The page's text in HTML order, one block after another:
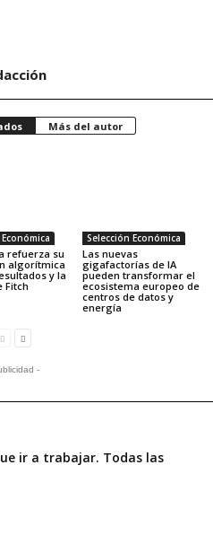
Más del autor
refuerza su
algorítmica
y la
Fitch
Selección Económica
Las nuevas
gigafactorías de IA
pueden transformar el
ecosistema europeo de
centros de datos y
energía
-
ir a trabajar. Todas las